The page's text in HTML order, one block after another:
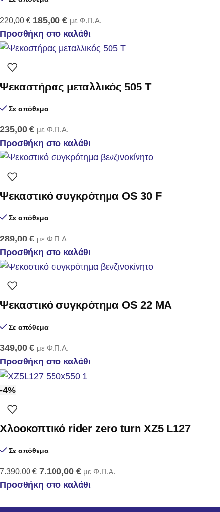
220,00€ 185,00 € με Φ.Π.Α.
Προσθήκη στο καλάθι
Ψεκαστήρας μεταλλικός 505 T
Σε απόθεμα
235,00 € με Φ.Π.Α.
Προσθήκη στο καλάθι
Ψεκαστικό συγκρότημα OS 30 F
Σε απόθεμα
289,00 € με Φ.Π.Α.
Προσθήκη στο καλάθι
Ψεκαστικό συγκρότημα OS 22 MA
Σε απόθεμα
349,00 € με Φ.Π.Α.
Προσθήκη στο καλάθι
-4%
Χλοοκοπτικό rider zero turn XZ5 L127
Σε απόθεμα
7.390,00€ 7.100,00 € με Φ.Π.Α.
Προσθήκη στο καλάθι